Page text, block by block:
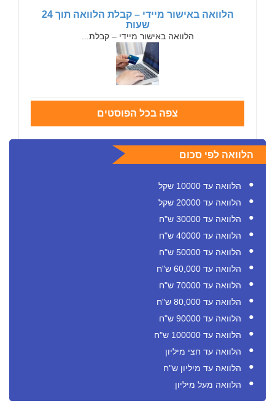
הלוואה באישור מיידי – קבלת הלוואה תוך 24
שעות
הלוואה באישור מיידי – קבלת...
צפה בכל הפוסטים
הלוואה לפי סכום
הלוואה עד 10000 שקל
הלוואה עד 20000 שקל
הלוואה עד 30000 ש"ח
הלוואה עד 40000 ש"ח
הלוואה עד 50000 ש"ח
הלוואה עד 60,000 ש"ח
הלוואה עד 70000 ש"ח
הלוואה עד 80,000 ש"ח
הלוואה עד 90000 ש"ח
הלוואה עד 100000 ש"ח
הלוואה עד חצי מיליון
הלוואה עד מיליון ש"ח
הלוואה מעל מיליון